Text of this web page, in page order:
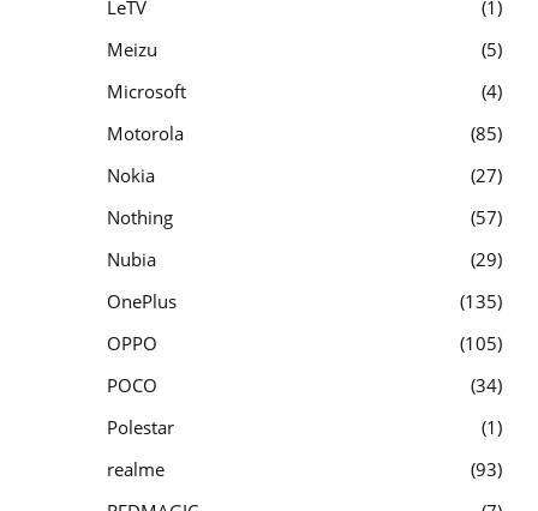
LeTV
1
Meizu
5
Microsoft
4
Motorola
85
Nokia
27
Nothing
57
Nubia
29
OnePlus
135
OPPO
105
POCO
34
Polestar
1
realme
93